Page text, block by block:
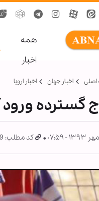
همه
اخبار
اخبار جهان اخبار اروپا
گسترده ورود
کد مطلب: 639599